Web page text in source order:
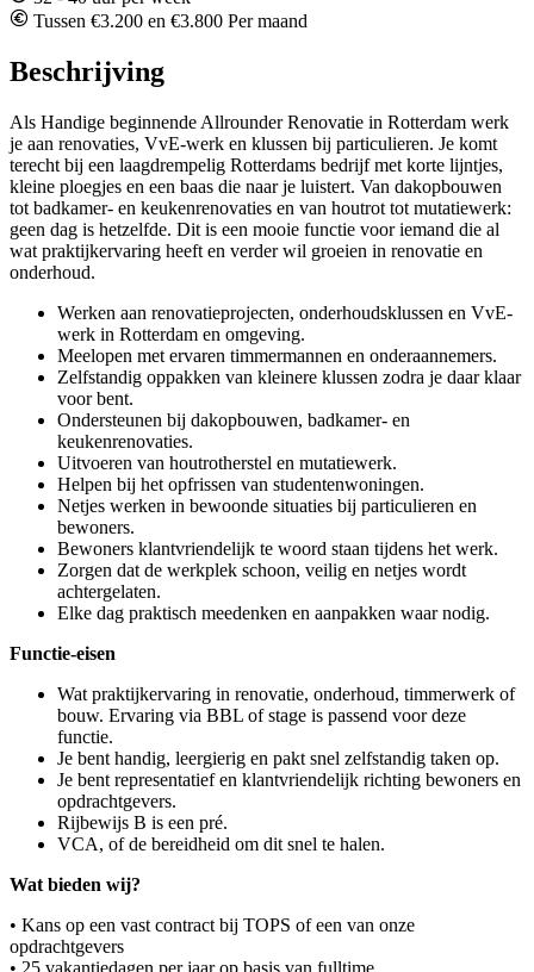
Tussen €3.200 en €3.800 Per maand
Beschrijving
Als Handige beginnende Allrounder Renovatie in Rotterdam werk
je aan renovaties, VvE-werk en klussen bij particulieren. Je komt
terecht bij een laagdrempelig Rotterdams bedrijf met korte lijntjes,
kleine ploegjes en een baas die naar je luistert. Van dakopbouwen
tot badkamer- en keukenrenovaties en van houtrot tot mutatiewerk:
geen dag is hetzelfde. Dit is een mooie functie voor iemand die al
wat praktijkervaring heeft en verder wil groeien in renovatie en
onderhoud.
Werken aan renovatieprojecten, onderhoudsklussen en VvE-
werk in Rotterdam en omgeving.
Meelopen met ervaren timmermannen en onderaannemers.
Zelfstandig oppakken van kleinere klussen zodra je daar klaar
voor bent.
Ondersteunen bij dakopbouwen, badkamer- en
keukenrenovaties.
Uitvoeren van houtrotherstel en mutatiewerk.
Helpen bij het opfrissen van studentenwoningen.
Netjes werken in bewoonde situaties bij particulieren en
bewoners.
Bewoners klantvriendelijk te woord staan tijdens het werk.
Zorgen dat de werkplek schoon, veilig en netjes wordt
achtergelaten.
Elke dag praktisch meedenken en aanpakken waar nodig.
Functie-eisen
Wat praktijkervaring in renovatie, onderhoud, timmerwerk of
bouw. Ervaring via BBL of stage is passend voor deze
functie.
Je bent handig, leergierig en pakt snel zelfstandig taken op.
Je bent representatief en klantvriendelijk richting bewoners en
opdrachtgevers.
Rijbewijs B is een pré.
VCA, of de bereidheid om dit snel te halen.
Wat bieden wij?
• Kans op een vast contract bij TOPS of een van onze
opdrachtgevers
• 25 vakantiedagen per jaar op basis van fulltime